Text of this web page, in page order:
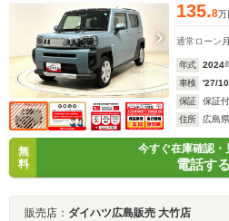
135.8万
通常ローン
年式 2024
車検
'27/10
保証
保証付
住所
広島
無
料
今すぐ在庫確認・
電話する
販売店： ダイハツ広島販売 大竹店